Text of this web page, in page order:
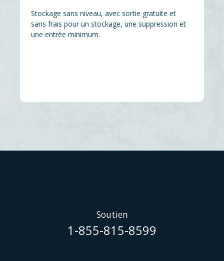
Stockage sans niveau, avec sortie gratuite et
sans frais pour un stockage, une suppression et
une entrée minimum.
Soutien
1-855-815-8599